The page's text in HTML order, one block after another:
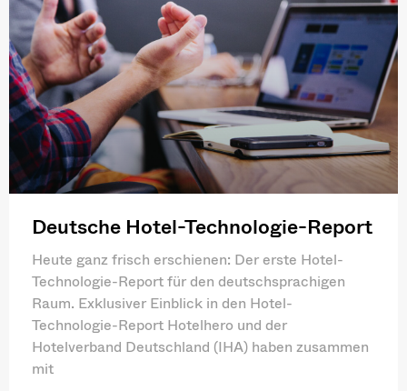
Deutsche Hotel-Technologie-Report
Heute ganz frisch erschienen: Der erste Hotel-
Technologie-Report für den deutschsprachigen
Raum. Exklusiver Einblick in den Hotel-
Technologie-Report Hotelhero und der
Hotelverband Deutschland (IHA) haben zusammen
mit